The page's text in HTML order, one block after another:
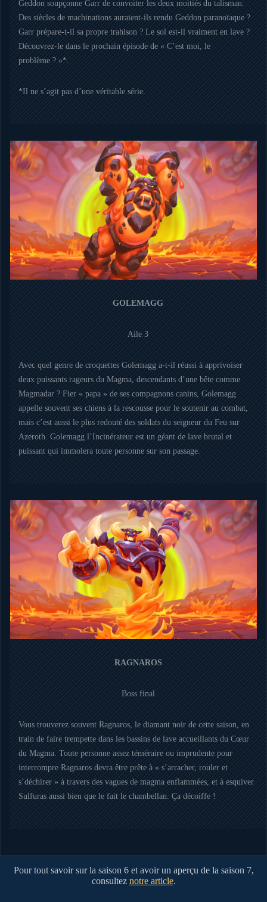
Geddon soupçonne Garr de convoiter les deux moitiés du talisman.
Des siècles de machinations auraient-ils rendu Geddon paranoïaque ?
Garr prépare-t-il sa propre trahison ? Le sol est-il vraiment en lave ?
Découvrez-le dans le prochain épisode de « C’est moi, le
problème ? »*.
*Il ne s’agit pas d’une véritable série.
GOLEMAGG
Aile 3
Avec quel genre de croquettes Golemagg a-t-il réussi à apprivoiser
deux puissants rageurs du Magma, descendants d’une bête comme
Magmadar ? Fier « papa » de ses compagnons canins, Golemagg
appelle souvent ses chiens à la rescousse pour le soutenir au combat,
mais c’est aussi le plus redouté des soldats du seigneur du Feu sur
Azeroth. Golemagg l’Incinérateur est un géant de lave brutal et
puissant qui immolera toute personne sur son passage.
RAGNAROS
Boss final
Vous trouverez souvent Ragnaros, le diamant noir de cette saison, en
train de faire trempette dans les bassins de lave accueillants du Cœur
du Magma. Toute personne assez téméraire ou imprudente pour
interrompre Ragnaros devra être prête à « s’arracher, rouler et
s’déchirer » à travers des vagues de magma enflammées, et à esquiver
Sulfuras aussi bien que le fait le chambellan. Ça décoiffe !
Pour tout savoir sur la saison 6 et avoir un aperçu de la saison 7,
consultez notre article.